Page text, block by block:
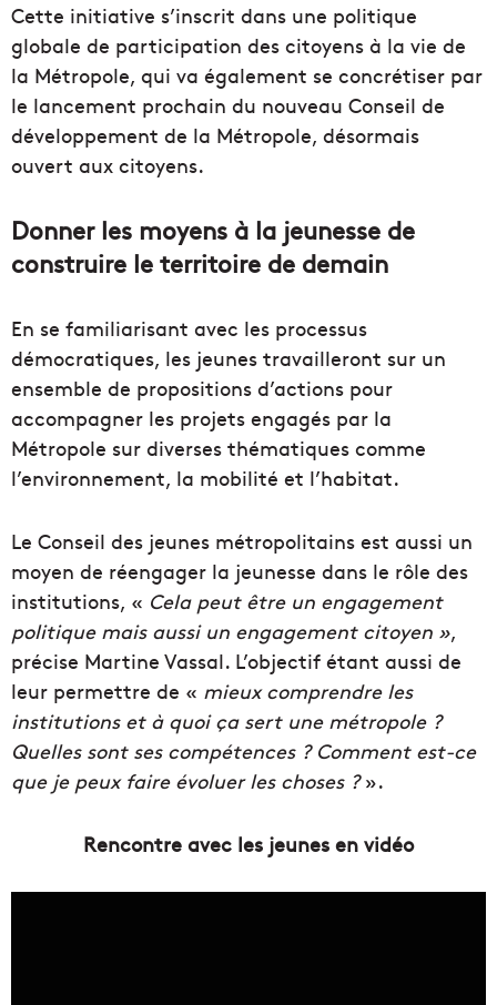
Cette initiative s’inscrit dans une politique
globale de participation des citoyens à la vie de
la Métropole, qui va également se concrétiser par
le lancement prochain du nouveau Conseil de
développement de la Métropole, désormais
ouvert aux citoyens.
Donner les moyens à la jeunesse de
construire le territoire de demain
En se familiarisant avec les processus
démocratiques, les jeunes travailleront sur un
ensemble de propositions d’actions pour
accompagner les projets engagés par la
Métropole sur diverses thématiques comme
l’environnement, la mobilité et l’habitat.
Le Conseil des jeunes métropolitains est aussi un
moyen de réengager la jeunesse dans le rôle des
institutions, « Cela peut être un engagement
politique mais aussi un engagement citoyen »,
précise Martine Vassal. L’objectif étant aussi de
leur permettre de « mieux comprendre les
institutions et à quoi ça sert une métropole ?
Quelles sont ses compétences ? Comment est-ce
que je peux faire évoluer les choses ?».
Rencontre avec les jeunes en vidéo